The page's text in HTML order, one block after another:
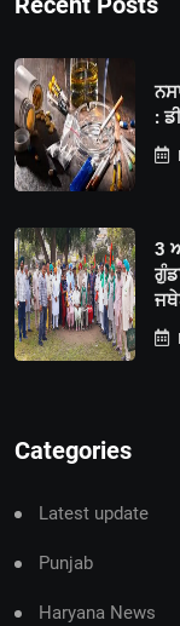
:
3
Categories
Latest update
Punjab
Haryana News